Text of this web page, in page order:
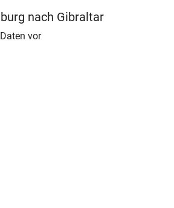
nach Gibraltar
vor